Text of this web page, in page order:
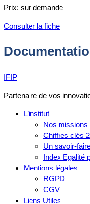
Prix: sur demande
Consulter la fiche
IFIP
Partenaire de vos
L’institut
Nos missions
Chiffres clés
Un savoir-faire
Index Egalité
Mentions légales
RGPD
CGV
Liens Utiles